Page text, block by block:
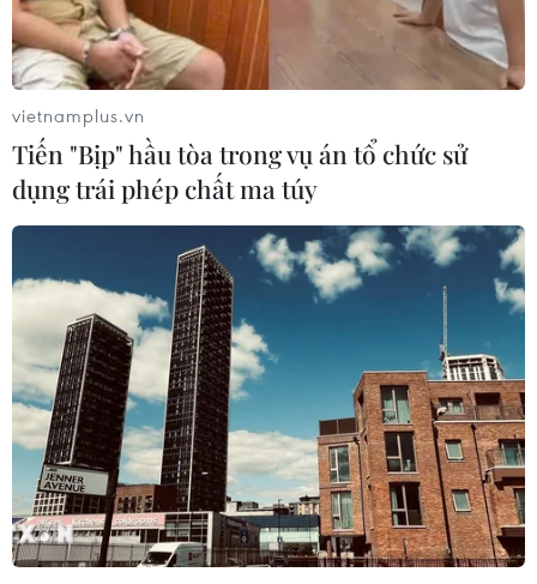
Iran và Oman đạt thỏa thuận về
tuyến vận tải qua eo biển Hormuz
06/08/2026 04:36
Từ hạt nhân đến eo biển
Hormuz: Đòn bẩy chiến lược mới của
Iran
06/08/2026 04:36
Xung đột Hamas-Israel: Israel chưa
chấp thuận kế hoạch về Dải Gaza
06/08/2026 03:45
Mỹ dỡ bỏ lệnh trừng phạt đối với
vietnamplus.vn
Tiến "Bịp" hầu tòa trong vụ án tổ chức sử
dụng trái phép chất ma túy